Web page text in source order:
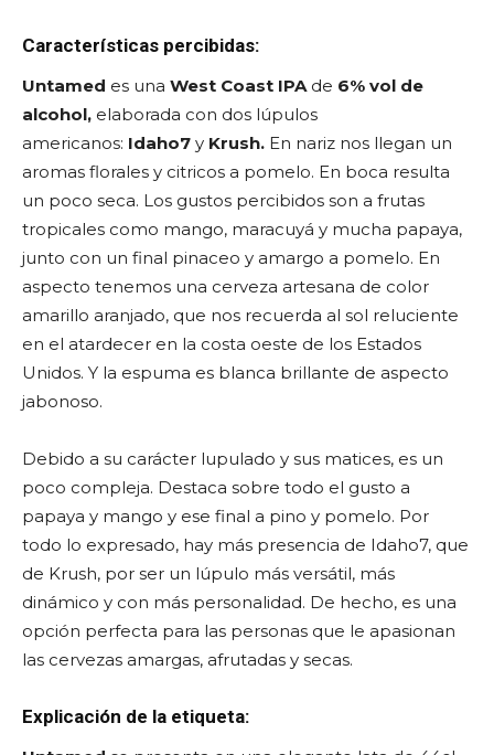
Características percibidas:
Untamed es una West Coast IPA de 6% vol de
alcohol, elaborada con dos lúpulos
americanos: Idaho7 y Krush. En nariz nos llegan un
aromas florales y citricos a pomelo. En boca resulta
un poco seca. Los gustos percibidos son a frutas
tropicales como mango, maracuyá y mucha papaya,
junto con un final pinaceo y amargo a pomelo. En
aspecto tenemos una cerveza artesana de color
amarillo aranjado, que nos recuerda al sol reluciente
en el atardecer en la costa oeste de los Estados
Unidos. Y la espuma es blanca brillante de aspecto
jabonoso.
Debido a su carácter lupulado y sus matices, es un
poco compleja. Destaca sobre todo el gusto a
papaya y mango y ese final a pino y pomelo. Por
todo lo expresado, hay más presencia de Idaho7, que
de Krush, por ser un lúpulo más versátil, más
dinámico y con más personalidad. De hecho, es una
opción perfecta para las personas que le apasionan
las cervezas amargas, afrutadas y secas.
Explicación de la etiqueta: